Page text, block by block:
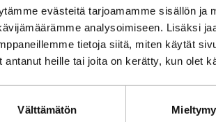
evästeitä tarjoamamme sisällön ja
analysoimiseen. Lisäksi
tietoja siitä, miten käytät
antanut heille tai joita on kerätty, kun olet
Välttämätön